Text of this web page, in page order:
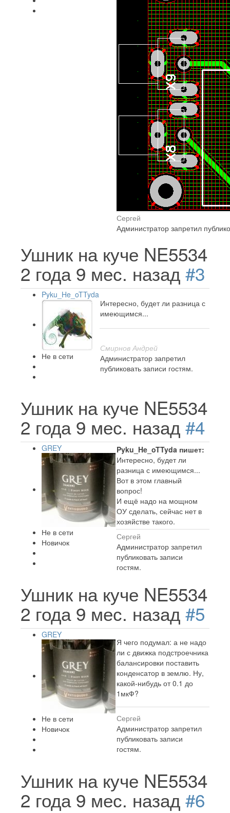
Сергей
Администратор запретил
Ушник на куче NE5534
2 года 9 мес. назад #3
Pyku_He_oTTyda
Не в сети
Интересно, будет ли разница с
имеющимся...
Смирнов Андрей
Администратор запретил
публиковать записи гостям.
Ушник на куче NE5534
2 года 9 мес. назад #4
GREY
Не в сети
Новичок
Pyku_He_oTTyda пишет:
Интересно, будет ли
разница с имеющимся...
Вот в этом главный
вопрос!
И ещё надо на мощном
ОУ сделать, сейчас нет в
хозяйстве такого.
Сергей
Администратор запретил
публиковать записи
гостям.
Ушник на куче NE5534
2 года 9 мес. назад #5
GREY
Не в сети
Новичок
Я чего подумал: а не надо
ли с движка подстроечника
балансировки поставить
конденсатор в землю. Ну,
какой-нибудь от 0.1 до
1мкФ?
Сергей
Администратор запретил
публиковать записи
гостям.
Ушник на куче NE5534
2 года 9 мес. назад #6